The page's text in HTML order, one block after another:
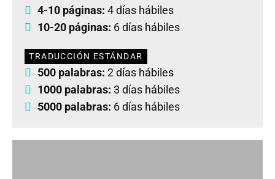
4-10 páginas: 4 días hábiles
10-20 páginas: 6 días hábiles
TRADUCCIÓN ESTÁNDAR
500 palabras: 2 días hábiles
1000 palabras: 3 días hábiles
5000 palabras: 6 días hábiles